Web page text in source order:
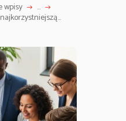
wpisy ...